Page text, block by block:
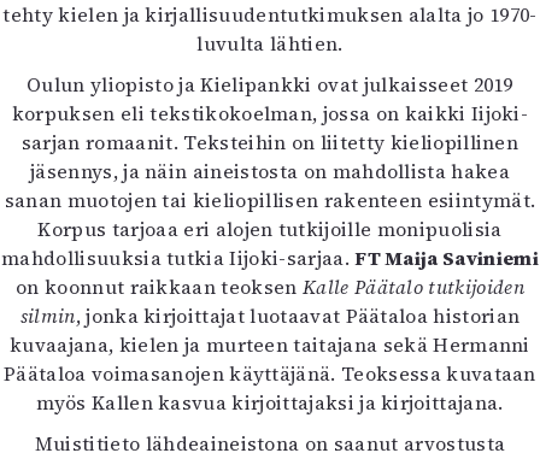
Info
Yhteistyössä
Toimitus
Mediatiedot
Kaltio ry
tehty kielen ja kirjallisuudentutkimuksen alalta jo 1970-
luvulta lähtien.
Oulun yliopisto ja Kielipankki ovat julkaisseet 2019
korpuksen eli tekstikokoelman, jossa on kaikki Iijoki-
sarjan romaanit. Teksteihin on liitetty kieliopillinen
jäsennys, ja näin aineistosta on mahdollista hakea
sanan muotojen tai kieliopillisen rakenteen esiintymät.
Korpus tarjoaa eri alojen tutkijoille monipuolisia
mahdollisuuksia tutkia Iijoki-sarjaa.FT Maija Saviniemi
on koonnut raikkaan teoksen Kalle Päätalo tutkijoiden
silmin, jonka kirjoittajat luotaavat Päätaloa historian
kuvaajana, kielen ja murteen taitajana sekä Hermanni
Päätaloa voimasanojen käyttäjänä. Teoksessa kuvataan
myös Kallen kasvua kirjoittajaksi ja kirjoittajana.
Muistitieto lähdeaineistona on saanut arvostusta